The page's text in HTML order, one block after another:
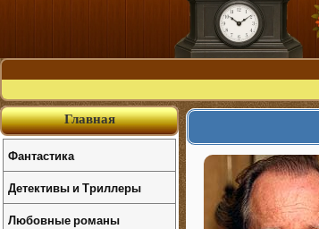
Главная
Фантастика
Детективы и Триллеры
Любовные романы